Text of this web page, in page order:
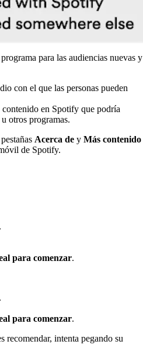
para las audiencias nuevas y
con el que las personas pueden
contenido en Spotify que podría
otros programas.
Acerca de y Más contenido
de Spotify.
para comenzar.
para comenzar.
recomendar, intenta pegando su